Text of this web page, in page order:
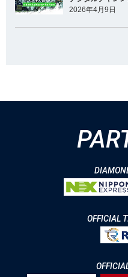
2026年4月9日
OFFICIAL